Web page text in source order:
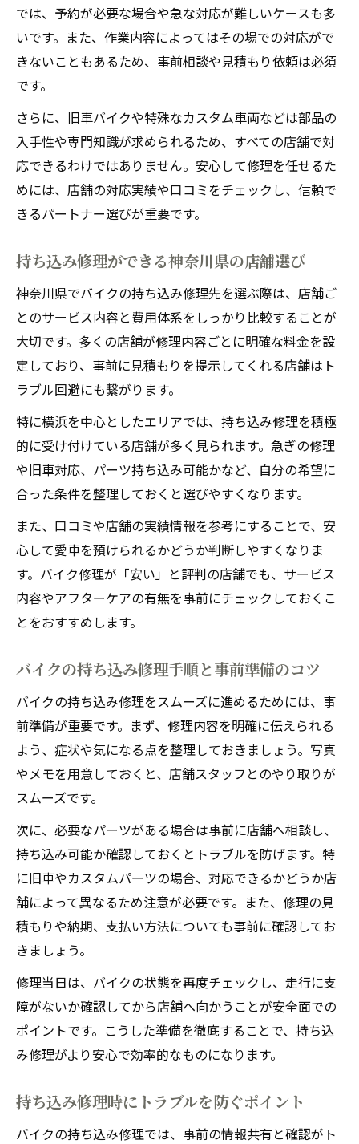
では、予約が必要な場合や急な対応が難しいケースも多
いです。また、作業内容によってはその場での対応がで
きないこともあるため、事前相談や見積もり依頼は必須
です。
さらに、旧車バイクや特殊なカスタム車両などは部品の
入手性や専門知識が求められるため、すべての店舗で対
応できるわけではありません。安心して修理を任せるた
めには、店舗の対応実績や口コミをチェックし、信頼で
きるパートナー選びが重要です。
持ち込み修理ができる神奈川県の店舗選び
神奈川県でバイクの持ち込み修理先を選ぶ際は、店舗ご
とのサービス内容と費用体系をしっかり比較することが
大切です。多くの店舗が修理内容ごとに明確な料金を設
定しており、事前に見積もりを提示してくれる店舗はト
ラブル回避にも繋がります。
特に横浜を中心としたエリアでは、持ち込み修理を積極
的に受け付けている店舗が多く見られます。急ぎの修理
や旧車対応、パーツ持ち込み可能かなど、自分の希望に
合った条件を整理しておくと選びやすくなります。
また、口コミや店舗の実績情報を参考にすることで、安
心して愛車を預けられるかどうか判断しやすくなりま
す。バイク修理が「安い」と評判の店舗でも、サービス
内容やアフターケアの有無を事前にチェックしておくこ
とをおすすめします。
バイクの持ち込み修理手順と事前準備のコツ
バイクの持ち込み修理をスムーズに進めるためには、事
前準備が重要です。まず、修理内容を明確に伝えられる
よう、症状や気になる点を整理しておきましょう。写真
やメモを用意しておくと、店舗スタッフとのやり取りが
スムーズです。
次に、必要なパーツがある場合は事前に店舗へ相談し、
持ち込み可能か確認しておくとトラブルを防げます。特
に旧車やカスタムパーツの場合、対応できるかどうか店
舗によって異なるため注意が必要です。また、修理の見
積もりや納期、支払い方法についても事前に確認してお
きましょう。
修理当日は、バイクの状態を再度チェックし、走行に支
障がないか確認してから店舗へ向かうことが安全面での
ポイントです。こうした準備を徹底することで、持ち込
み修理がより安心で効率的なものになります。
持ち込み修理時にトラブルを防ぐポイント
バイクの持ち込み修理では、事前の情報共有と確認がト